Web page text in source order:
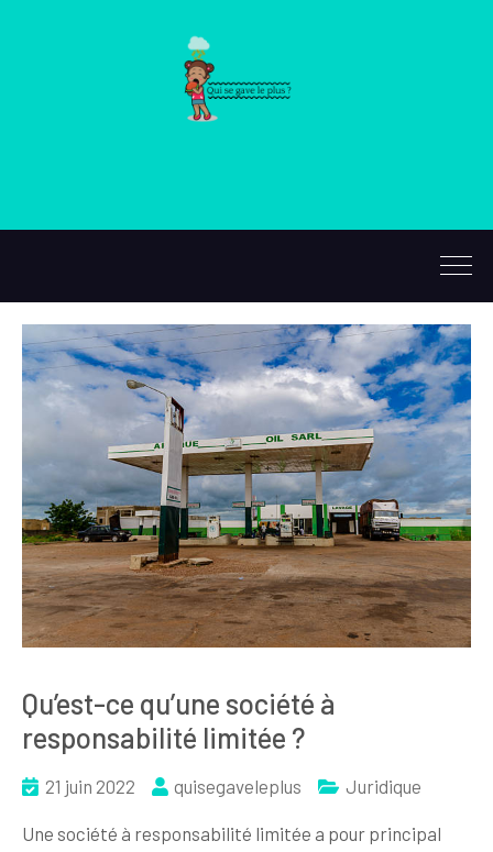
Qu’est-ce qu’une société à
responsabilité limitée ?
21 juin 2022 quisegaveleplus Juridique
Une société à responsabilité limitée a pour principal